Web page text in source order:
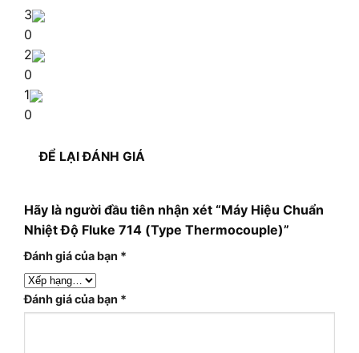
3
0
2
0
1
0
ĐỂ LẠI ĐÁNH GIÁ
Hãy là người đầu tiên nhận xét “Máy Hiệu Chuẩn
Nhiệt Độ Fluke 714 (Type Thermocouple)”
Đánh giá của bạn *
Đánh giá của bạn *